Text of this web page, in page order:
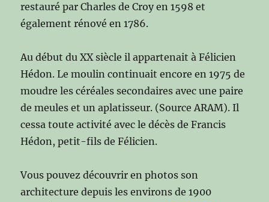
restauré par Charles de Croy en 1598 et
également rénové en 1786.
Au début du XX siècle il appartenait à Félicien
Hédon. Le moulin continuait encore en 1975 de
moudre les céréales secondaires avec une paire
de meules et un aplatisseur. (Source ARAM). Il
cessa toute activité avec le décès de Francis
Hédon, petit-fils de Félicien.
Vous pouvez découvrir en photos son
architecture depuis les environs de 1900